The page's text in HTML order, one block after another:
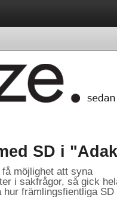
SD i
möjlighet att syna
i sakfrågor, så gick
främlingsfientliga SD